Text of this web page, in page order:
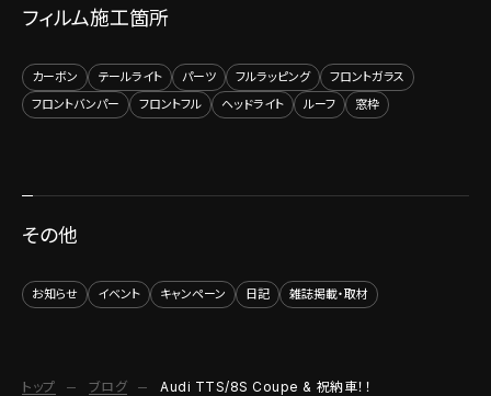
フィルム施工箇所
カーボン テールライト パーツ フルラッピング
フロントガラス
フロントバンパー
フロントフル ヘッドライト ルーフ 窓枠
その他
お知らせ イベント キャンペーン 日記 雑誌掲載・取材
トップ ブログ Audi TTS/8S Coupe & 祝納車！！